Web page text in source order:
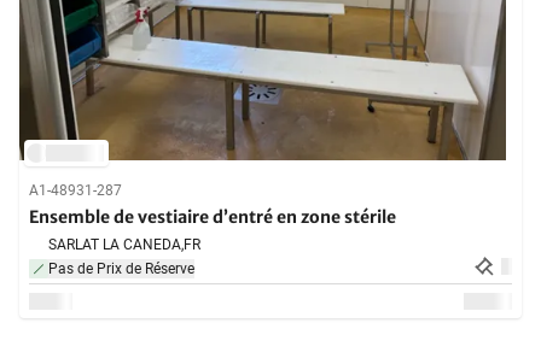
A1-48931-287
Ensemble de vestiaire d’entré en zone stérile
SARLAT LA CANEDA,FR
Pas de Prix de Réserve